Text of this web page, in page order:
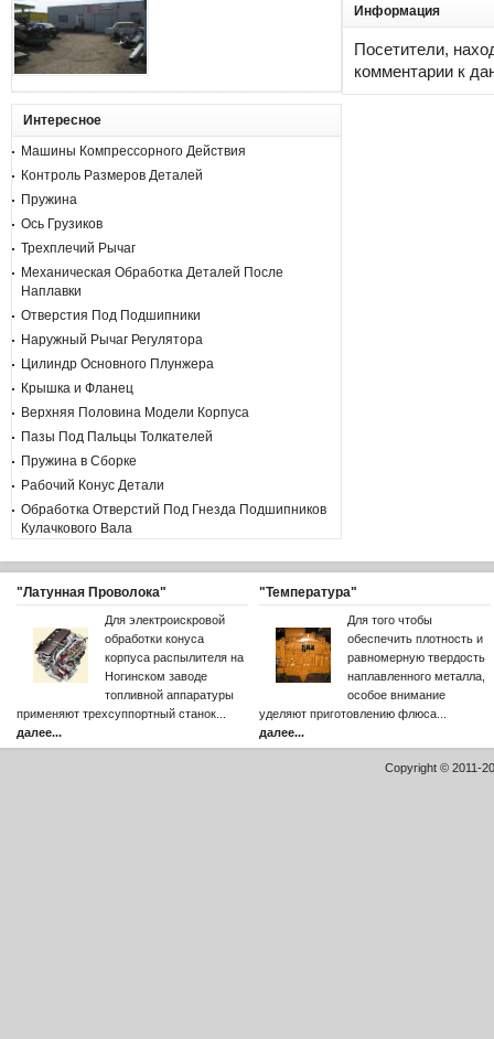
Интересное
Машины Компрессорного Действия
Контроль Размеров Деталей
Пружина
Ось Грузиков
Трехплечий Рычаг
Механическая Обработка Деталей После
Наплавки
Отверстия Под Подшипники
Наружный Рычаг Регулятора
Цилиндр Основного Плунжера
Крышка и Фланец
Верхняя Половина Модели Корпуса
Пазы Под Пальцы Толкателей
Пружина в Сборке
Рабочий Конус Детали
Обработка Отверстий Под Гнезда Подшипников
Кулачкового Вала
Информация
Посетители,
комментарии к
"Латунная Проволока"
Для электроискровой
обработки конуса
корпуса распылителя на
Ногинском заводе
топливной аппаратуры
применяют трехсуппортный станок...
далее...
"Температура"
Для того чтобы
обеспечить плотность и
равномерную твердость
наплавленного металла,
особое внимание
уделяют приготовлению флюса...
далее...
Copyright © 2011-